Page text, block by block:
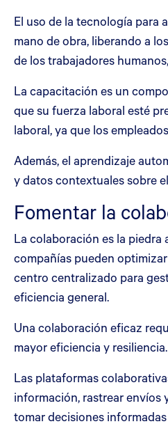
El uso de la tecnología para
mano de obra, liberando a
de los trabajadores
La capacitación es un
que su fuerza laboral esté
laboral, ya que los
Además, el aprendizaje
y datos contextuales sobre
Fomentar la
La colaboración es la
compañías pueden
centro centralizado para
eficiencia general.
Una colaboración eficaz
mayor eficiencia y
Las plataformas
información, rastrear envíos
tomar decisiones